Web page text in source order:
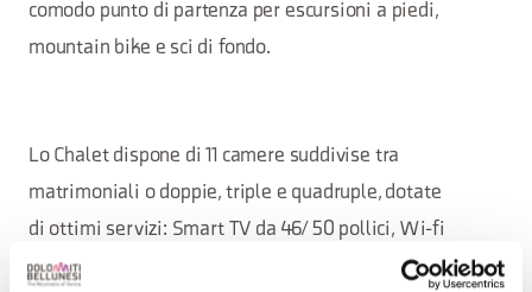
comodo punto di partenza per escursioni a piedi,
mountain bike e sci di fondo.
Lo Chalet dispone di 11 camere suddivise tra
matrimoniali o doppie, triple e quadruple, dotate
di ottimi servizi: Smart TV da 46/ 50 pollici, Wi-fi
gratuito con connessione fibra veloce, Minibar, Tea